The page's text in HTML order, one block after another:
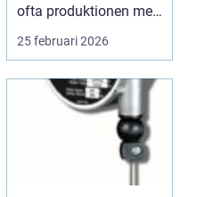
ofta produktionen med
den. Fö...
25 februari 2026